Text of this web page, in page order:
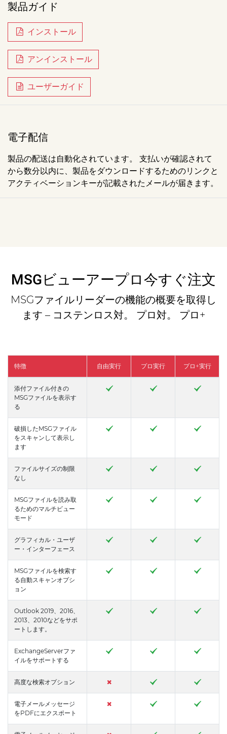
製品ガイド
インストール
アンインストール
ユーザーガイド
電子配信
製品の配送は自動化されています。 支払いが確認されて
から数分以内に、製品をダウンロードするためのリンクと
アクティベーションキーが記載されたメールが届きます。
MSGビューアープロ今すぐ注文
MSGファイルリーダーの機能の概要を取得し
ます – コステンロス対。 プロ対。 プロ+
特徴 自由実行 プロ実行 プロ+実行
添付ファイル付きの
MSGファイルを表示す
る
破損したMSGファイル
をスキャンして表示し
ます
ファイルサイズの制限
なし
MSGファイルを読み取
るためのマルチビュー
モード
グラフィカル・ユーザ
ー・インターフェース
MSGファイルを検索す
る自動スキャンオプシ
ョン
Outlook 2019、2016、
2013、2010などをサポ
ートします。
ExchangeServerファ
イルをサポートする
高度な検索オプション
電子メールメッセージ
をPDFにエクスポート